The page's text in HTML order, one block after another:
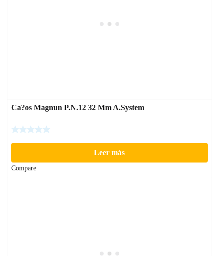
Ca?os Magnun P.N.12 32 Mm A.System
Leer más
Compare